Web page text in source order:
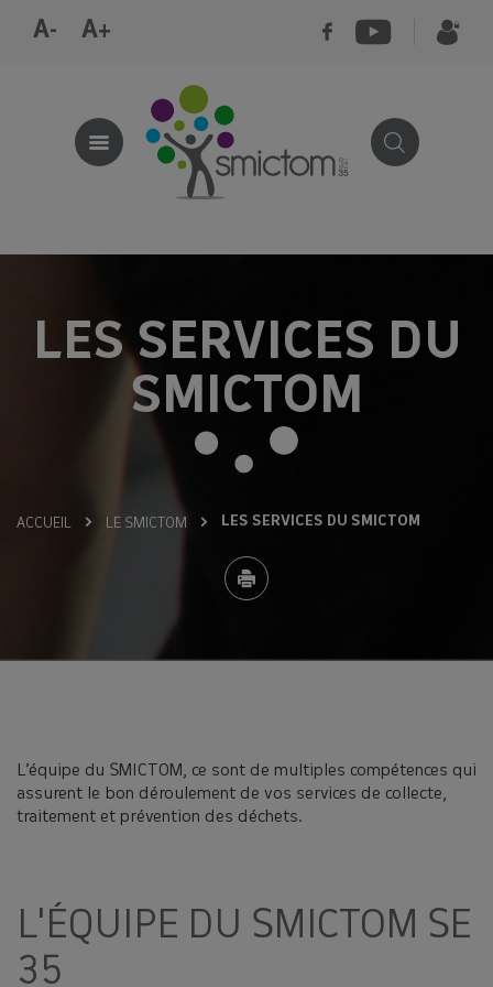
A- A+
LES SERVICES DU
SMICTOM
ACCUEIL LE SMICTOM LES SERVICES DU SMICTOM
L’équipe du SMICTOM, ce sont de multiples compétences qui
assurent le bon déroulement de vos services de collecte,
traitement et prévention des déchets.
L'ÉQUIPE DU SMICTOM SE
35